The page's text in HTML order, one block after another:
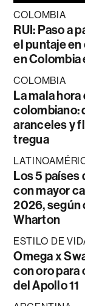
COLOMBIA
RUI: Paso a
el puntaje en
en
COLOMBIA
La mala
colombiano:
aranceles y
tregua
Los 5 países
con mayor
2026, según
Wharton
ESTILO DE
Omega x
con oro para
del Apollo 11